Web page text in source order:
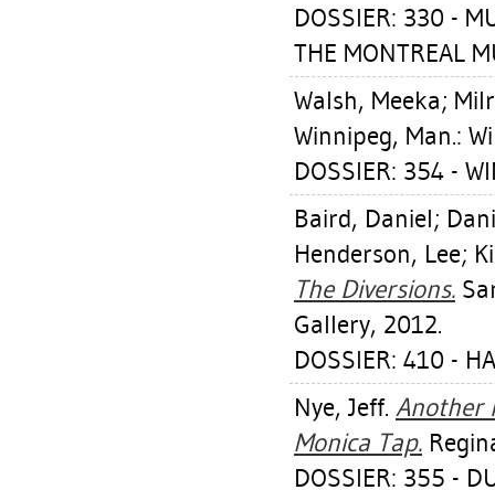
DOSSIER: 330 -
THE MONTREAL
Walsh, Meeka;
Winnipeg, Man.:
DOSSIER: 354 -
Baird, Daniel;
Henderson, Lee;
The Diversions.
Gallery, 2012.
DOSSIER: 410 -
Nye, Jeff. Another
Monica Tap.
DOSSIER: 355 -